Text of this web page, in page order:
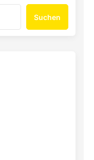
Suchen